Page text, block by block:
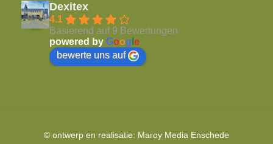
Dexitex
4.1
Basierend auf 9 Bewertungen
powered by Goog e
bewerte uns auf
© ontwerp en realisatie: Maroy Media Enschede